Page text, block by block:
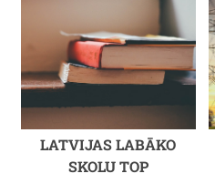
LATVIJAS LABĀKO
SKOLU TOP